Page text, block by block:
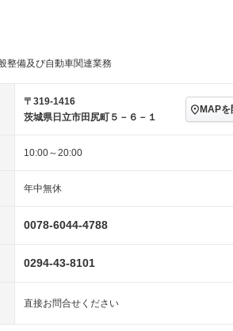
装備略号／
－ ポータブルナビ
スマートキー ローダウン
3列シート ベンチシート
オットマン
後席モニター
整備及び自動車関連業務
〒319-1416
茨城県日立市田尻町５－６－１
MAPを
10:00～20:00
年中無休
0078-6044-4788
0294-43-8101
直接お問合せください